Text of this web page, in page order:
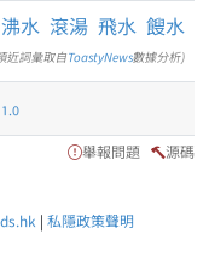
沸水 滾湯 飛水 餿水
近詞彙取自ToastyNews數據分析)
舉報問題 源碼
| 私隱政策聲明